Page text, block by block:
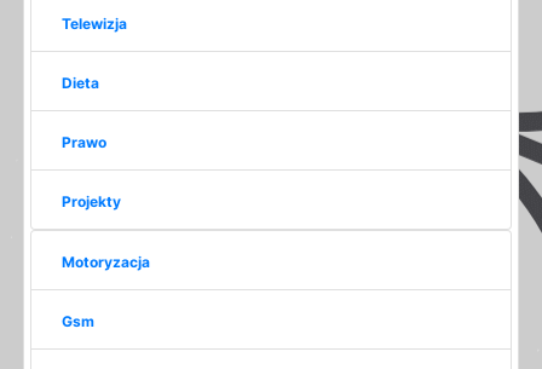
Telewizja
Dieta
Prawo
Projekty
Motoryzacja
Gsm